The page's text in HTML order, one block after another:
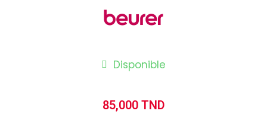
Disponible
85,000 TND